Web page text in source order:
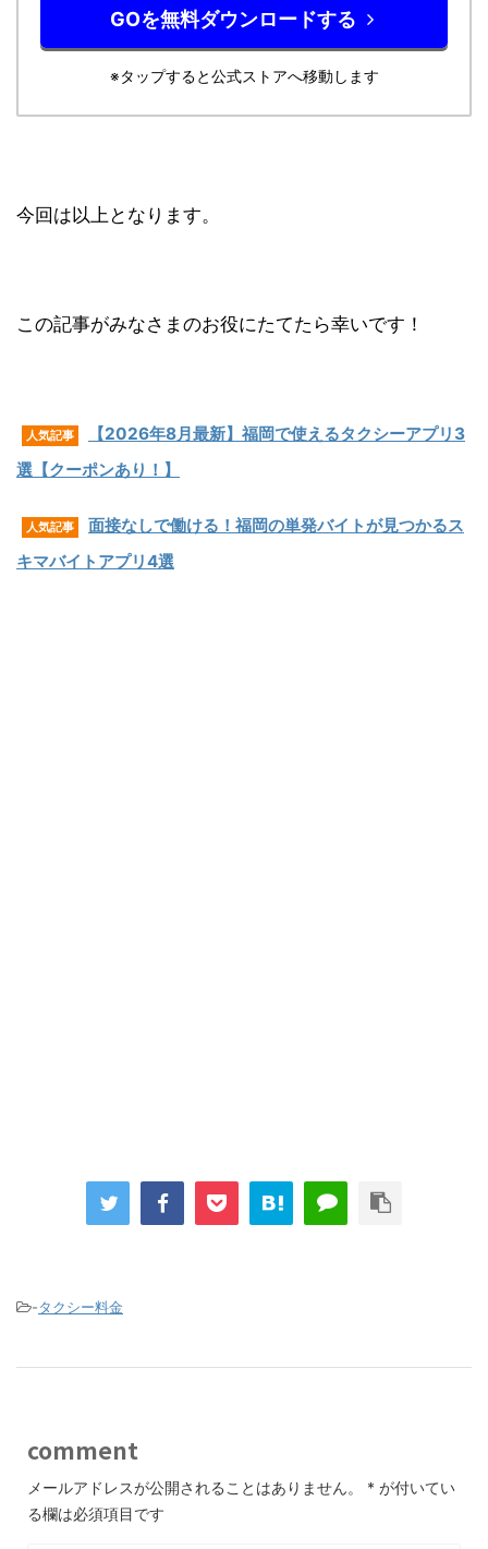
GOを無料ダウンロードする
※タップすると公式ストアへ移動します
今回は以上となります。
この記事がみなさまのお役にたてたら幸いです！
人気記事
【2026年8月最新】福岡で使えるタクシーアプリ3
選【クーポンあり！】
人気記事
面接なしで働ける！福岡の単発バイトが見つかるス
キマバイトアプリ4選
-タクシー料金
comment
メールアドレスが公開されることはありません。 * が付いてい
る欄は必須項目です